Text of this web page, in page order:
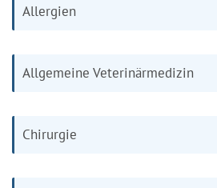
Allergien
Allgemeine Veterinärmedizin
Chirurgie